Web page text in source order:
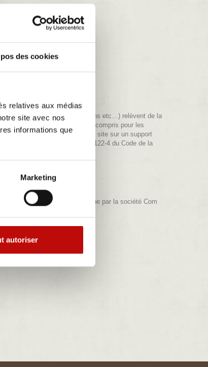
des cookies
relatives aux médias
site avec nos
informations que
Marketing
autoriser
graphisme, logos, animations etc…) relèvent de la
sont, dès lors, réservés, y compris pour les
de tout ou partie de ce site sur un support
du site, en vertu de l’article L.122-4 du Code de la
artistique et mise en ligne par la société Com